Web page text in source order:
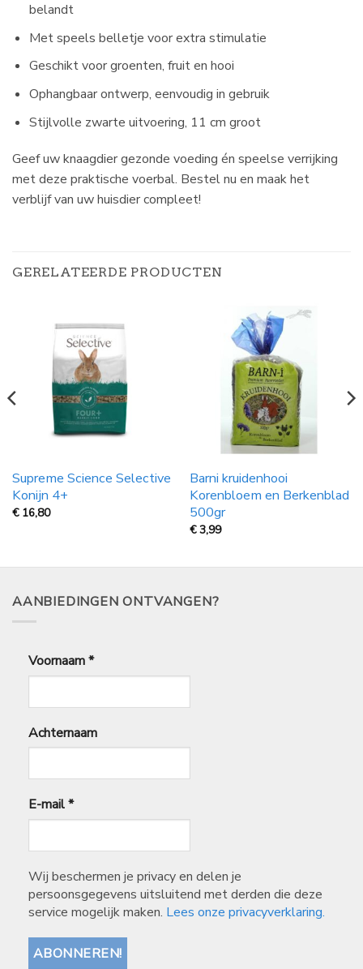
belandt
Met speels belletje voor extra stimulatie
Geschikt voor groenten, fruit en hooi
Ophangbaar ontwerp, eenvoudig in gebruik
Stijlvolle zwarte uitvoering, 11 cm groot
Geef uw knaagdier gezonde voeding én speelse verrijking
met deze praktische voerbal. Bestel nu en maak het
verblijf van uw huisdier compleet!
GERELATEERDE PRODUCTEN
Supreme Science Selective
Konijn 4+
€ 16,80
Barni kruidenhooi
Korenbloem en Berkenblad
500gr
€3,99
AANBIEDINGEN ONTVANGEN?
Voornaam*
Achternaam
E-mail*
Wij beschermen je privacy en delen je
persoonsgegevens uitsluitend met derden die deze
service mogelijk maken. Lees onze privacyverklaring.